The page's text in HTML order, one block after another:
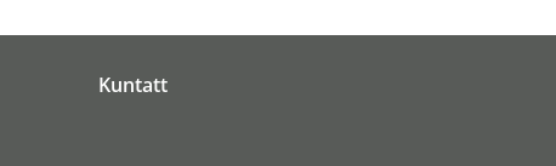
Kuntatt